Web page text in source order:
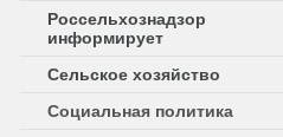
Россельхознадзор
информирует
Сельское хозяйство
Социальная политика